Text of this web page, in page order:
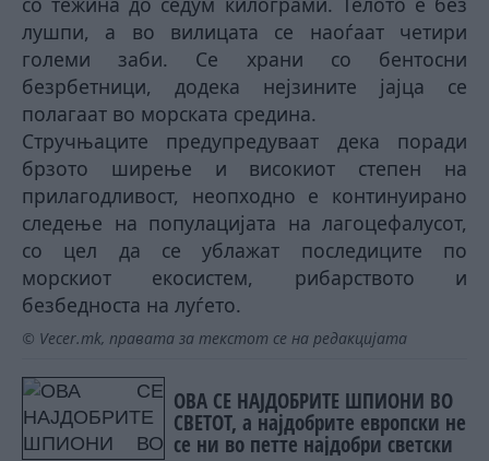
лушпи, а во вилицата се наоѓаат четири
големи заби. Се храни со бентосни
безрбетници, додека нејзините јајца се
полагаат во морската средина.
Стручњаците предупредуваат дека поради
брзото ширење и високиот степен на
прилагодливост, неопходно е континуирано
следење на популацијата на лагоцефалусот,
со цел да се ублажат последиците по
морскиот екосистем, рибарството и
безбедноста на луѓето.
© Vecer.mk, правата за текстот се на редакцијата
ОВА СЕ НАЈДОБРИТЕ ШПИОНИ ВО
СВЕТОТ, а најдобрите европски не
се ни во петте најдобри светски